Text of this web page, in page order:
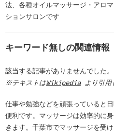
法、各種オイルマッサージ・アロ
ションサロンです
キーワード無しの関連情報
該当する記事がありませんでした。
※テキストはWikipediaより引用
仕事や勉強などを頑張っていると
便利です。マッサージは効率的に
きます。千葉市でマッサージを受